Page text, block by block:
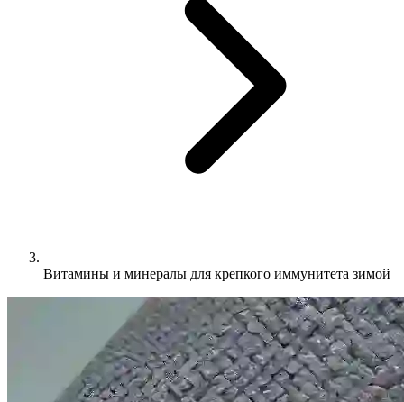
Витамины и минералы для крепкого иммунитета зимой